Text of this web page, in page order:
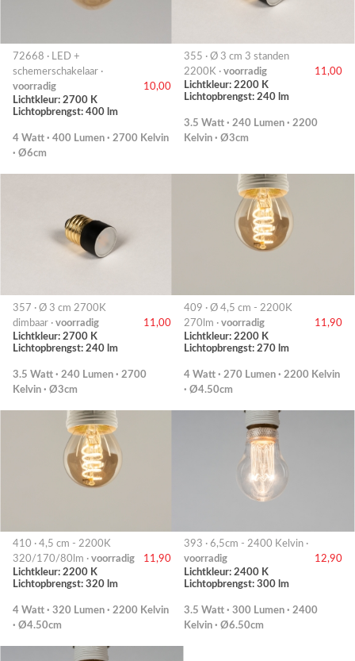
72668 · LED +
schemerschakelaar ·
voorradig
10,00
Lichtkleur: 2700 K
Lichtopbrengst: 400 lm
4 Watt · 400 Lumen · 2700 Kelvin
· Ø6cm
355 · Ø 3 cm 3 standen
2200K · voorradig
11,00
Lichtkleur: 2200 K
Lichtopbrengst: 240 lm
3.5 Watt · 240 Lumen · 2200
Kelvin · Ø3cm
357 · Ø 3 cm 2700K
dimbaar · voorradig
11,00
Lichtkleur: 2700 K
Lichtopbrengst: 240 lm
3.5 Watt · 240 Lumen · 2700
Kelvin · Ø3cm
409 · Ø 4,5 cm - 2200K
270lm · voorradig
11,90
Lichtkleur: 2200 K
Lichtopbrengst: 270 lm
4 Watt · 270 Lumen · 2200 Kelvin
· Ø4.50cm
410 · 4,5 cm - 2200K
320/170/80lm · voorradig
11,90
Lichtkleur: 2200 K
Lichtopbrengst: 320 lm
4 Watt · 320 Lumen · 2200 Kelvin
· Ø4.50cm
393 · 6,5cm - 2400 Kelvin ·
voorradig
12,90
Lichtkleur: 2400 K
Lichtopbrengst: 300 lm
3.5 Watt · 300 Lumen · 2400
Kelvin · Ø6.50cm